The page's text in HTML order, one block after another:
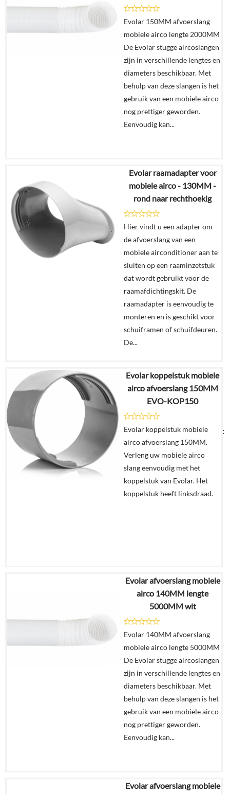
In
winkelmand
Evolar 150MM afvoerslang
mobiele airco lengte 2000MM
De Evolar stugge aircoslangen
zijn in verschillende lengtes en
diameters beschikbaar. Met
behulp van deze slangen is het
gebruik van een mobiele airco
nog prettiger geworden.
Eenvoudig kan...
€44,95
Details
In
winkelmand
Evolar raamadapter voor
mobiele airco - 130MM -
rond naar rechthoekig
Hier vindt u een adapter om
de afvoerslang van een
mobiele airconditioner aan te
sluiten op een raaminzetstuk
dat wordt gebruikt voor de
raamafdichtingskit. De
raamadapter is eenvoudig te
monteren en is geschikt voor
schuiframen of schuifdeuren.
De...
€24,95
Uitverkocht
Evolar koppelstuk mobiele
airco afvoerslang 150MM
EVO-KOP150
Evolar koppelstuk mobiele
airco afvoerslang 150MM.
Verleng uw mobiele airco
slang eenvoudig met het
koppelstuk van Evolar. Het
koppelstuk heeft linksdraad.
€23,95
In
winkelmand
Evolar afvoerslang mobiele
airco 140MM lengte
5000MM wit
Evolar 140MM afvoerslang
mobiele airco lengte 5000MM
De Evolar stugge aircoslangen
zijn in verschillende lengtes en
diameters beschikbaar. Met
behulp van deze slangen is het
gebruik van een mobiele airco
nog prettiger geworden.
Eenvoudig kan...
€79,95
Evolar afvoerslang mobiele